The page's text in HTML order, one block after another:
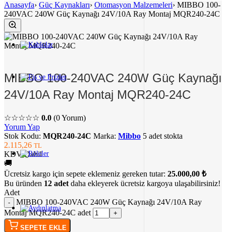
Anasayfa› Güç Kaynakları› Otomasyon Malzemeleri› MIBBO 100-
240VAC 240W Güç Kaynağı 24V/10A Ray Montaj MQR240-24C
MIBBO 100-240VAC 240W Güç Kaynağı
24V/10A Ray Montaj MQR240-24C
☆☆☆☆☆ 0.0 (0 Yorum)
Yorum Yap
Stok Kodu: MQR240-24C Marka: Mibbo 5 adet stokta
2.115,26 TL
KDV Dahil
🚚
Ücretsiz kargo için sepete eklemeniz gereken tutar: 25.000,00 ₺
Bu üründen 12 adet daha ekleyerek ücretsiz kargoya ulaşabilirsiniz!
Adet
MIBBO 100-240VAC 240W Güç Kaynağı 24V/10A Ray
Montaj MQR240-24C adet
SEPETE EKLE